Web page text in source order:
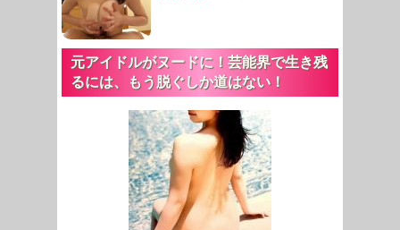
元アイドルがヌードに！芸能界で生き残
るには、もう脱ぐしか道はない！